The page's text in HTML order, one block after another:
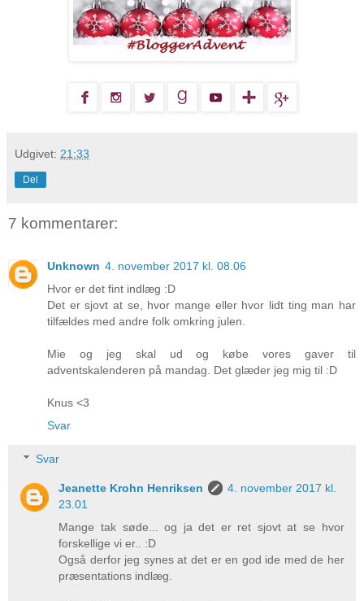
Udgivet: 21:33
Del
7 kommentarer:
Unknown 4. november 2017 kl. 08.06
Hvor er det fint indlæg :D
Det er sjovt at se, hvor mange eller hvor lidt ting man har
tilfældes med andre folk omkring julen.
Mie og jeg skal ud og købe vores gaver til
adventskalenderen på mandag. Det glæder jeg mig til :D
Knus <3
Svar
Svar
Jeanette Krohn Henriksen
4. november 2017 kl.
23.01
Mange tak søde... og ja det er ret sjovt at se hvor
forskellige vi er.. :D
Også derfor jeg synes at det er en god ide med de her
præsentations indlæg.